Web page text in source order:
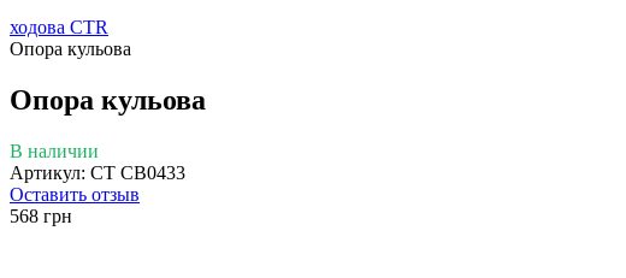
ходова CTR
Опора кульова
Опора кульова
В наличии
Артикул: CT CB0433
Оставить отзыв
568 грн